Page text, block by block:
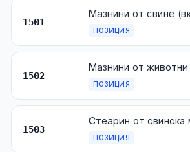
1501
ПОЗИЦИЯ
1502
ПОЗИЦИЯ
1503
ПОЗИЦИЯ